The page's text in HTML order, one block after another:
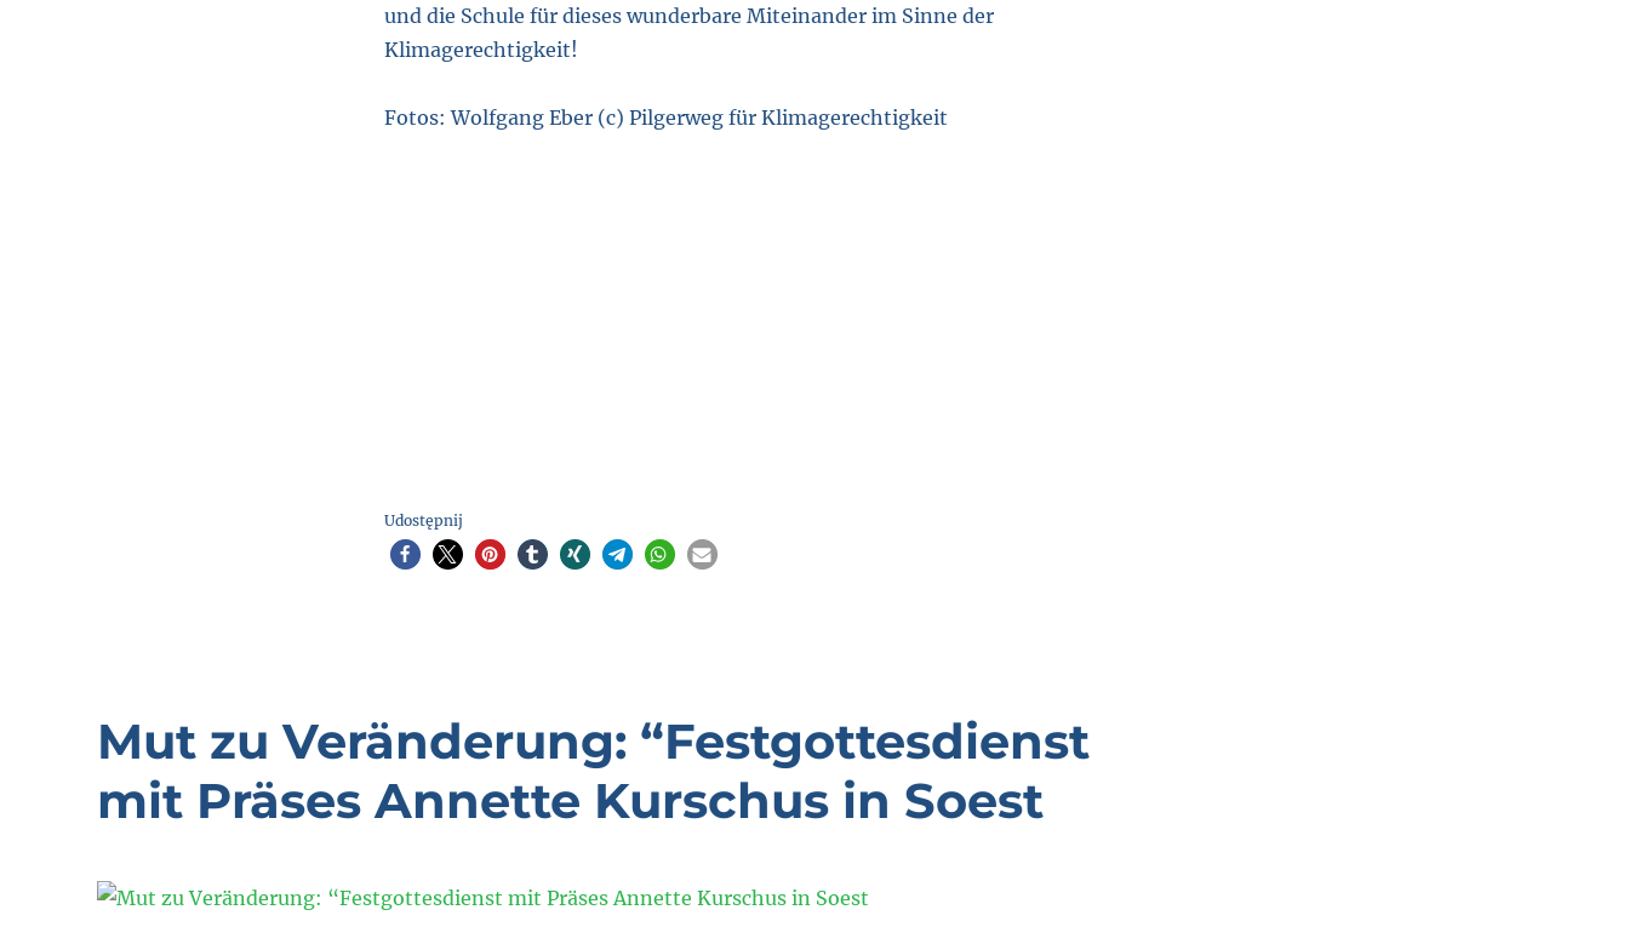
und die Schule für dieses wunderbare Miteinander im Sinne der
Klimagerechtigkeit!
Fotos: Wolfgang Eber (c) Pilgerweg für Klimagerechtigkeit
Udostępnij
Mut zu Veränderung: “Festgottesdienst
mit Präses Annette Kurschus in Soest